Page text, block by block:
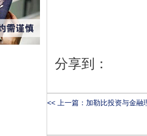
分享到：
<< 上一篇： 加勒比投资与金融